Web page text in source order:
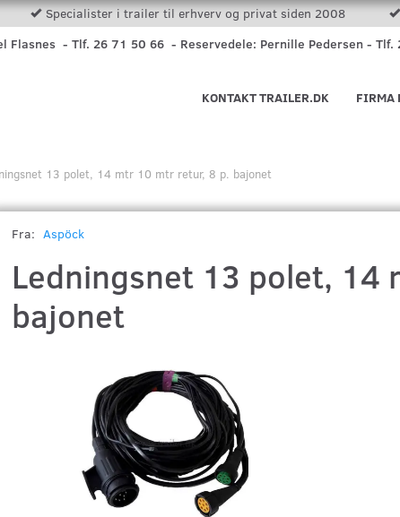
Specialister i trailer til erhverv og privat siden 2008
Flasnes - Tlf. 26 71 50 66 - Reservedele: Pernille Pedersen -
FIRMA
KONTAKT TRAILER.DK
13 polet, 14 mtr 10 mtr retur, 8 p. bajonet
Fra: Aspöck
Ledningsnet 13 polet,
bajonet